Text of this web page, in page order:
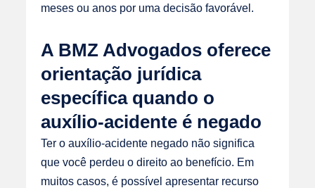
meses ou anos por uma decisão favorável.
A BMZ Advogados oferece
orientação jurídica
específica quando o
auxílio-acidente é negado
Ter o auxílio-acidente negado não significa
que você perdeu o direito ao benefício. Em
muitos casos, é possível apresentar recurso